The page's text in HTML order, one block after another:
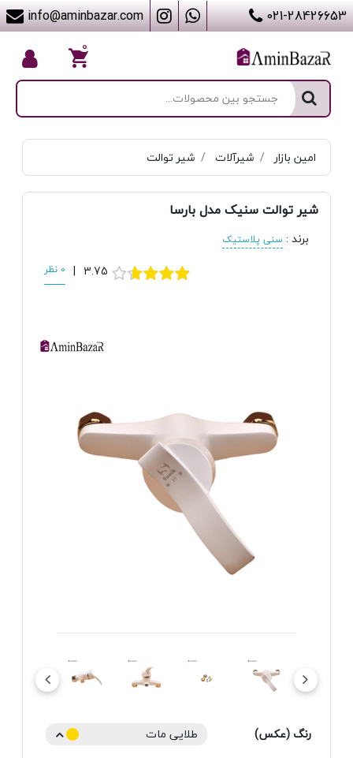
info@aminbazar.com 021-28426653
۰
امین بازار شیرآلات شیر توالت
شیر توالت سنیک مدل بارسا
برند : سنی پلاستیک
3.75
| 0 نظر
رنگ (عکس) طلایی مات